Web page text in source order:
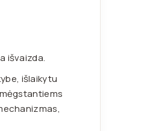
išvaizda.
išlaikytu